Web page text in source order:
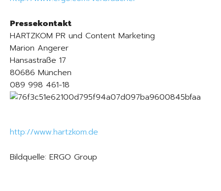
Pressekontakt
HARTZKOM PR und Content Marketing
Marion Angerer
Hansastraße 17
80686 München
089 998 461-18
http://www.hartzkom.de
Bildquelle: ERGO Group